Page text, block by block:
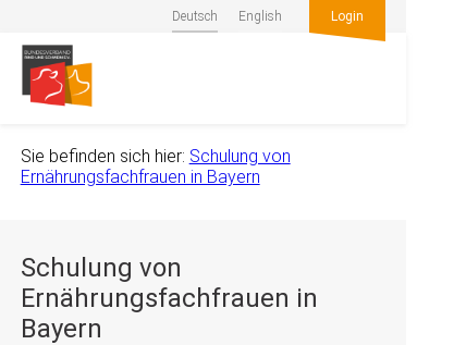
Deutsch English Login
Sie befinden sich hier: Schulung von
Ernährungsfachfrauen in Bayern
Schulung von
Ernährungsfachfrauen in
Bayern